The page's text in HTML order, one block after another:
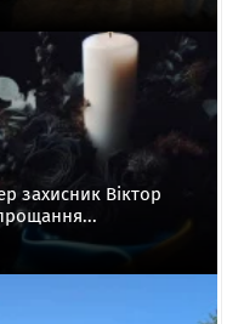
захисник Віктор